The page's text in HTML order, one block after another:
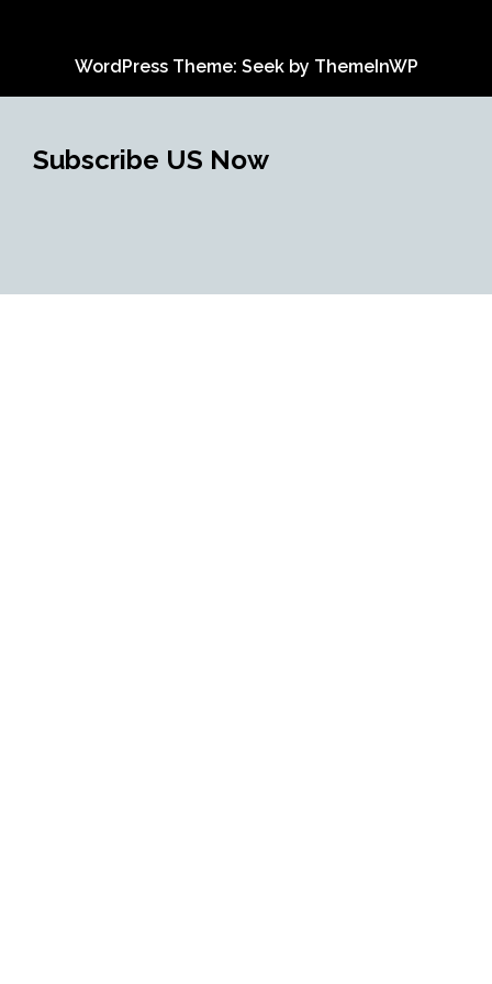
WordPress Theme: Seek by ThemeInWP
Subscribe US Now